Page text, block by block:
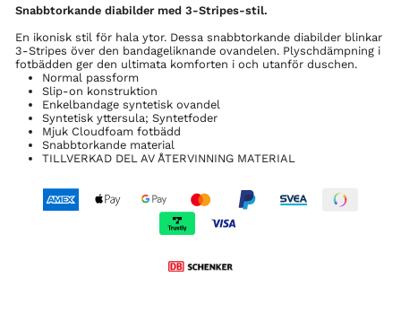
Snabbtorkande diabilder med 3-Stripes-stil.
En ikonisk stil för hala ytor. Dessa snabbtorkande diabilder blinkar
3-Stripes över den bandageliknande ovandelen. Plyschdämpning i
fotbädden ger den ultimata komforten i och utanför duschen.
Normal passform
Slip-on konstruktion
Enkelbandage syntetisk ovandel
Syntetisk yttersula; Syntetfoder
Mjuk Cloudfoam fotbädd
Snabbtorkande material
TILLVERKAD DEL AV ÅTERVINNING MATERIAL